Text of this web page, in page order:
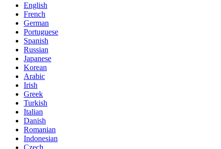
English
French
German
Portuguese
Spanish
Russian
Japanese
Korean
Arabic
Irish
Greek
Turkish
Italian
Danish
Romanian
Indonesian
Czech